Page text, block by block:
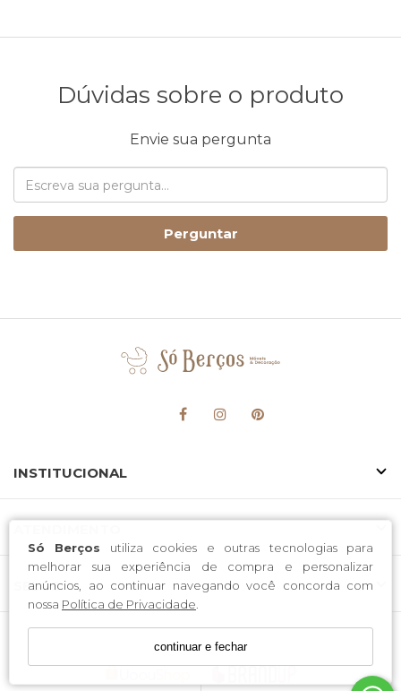
Só Berços utiliza cookies e outras tecnologias para
melhorar sua experiência de compra e personalizar
anúncios, ao continuar navegando você concorda com
nossa Política de Privacidade
continuar e fechar
Dúvidas sobre o produto
Envie sua pergunta
Perguntar
INSTITUCIONAL
SELOS